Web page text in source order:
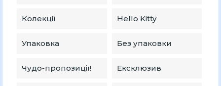
Колекції Hello Kitty
Упаковка Без упаковки
Чудо-пропозиції! Ексклюзив